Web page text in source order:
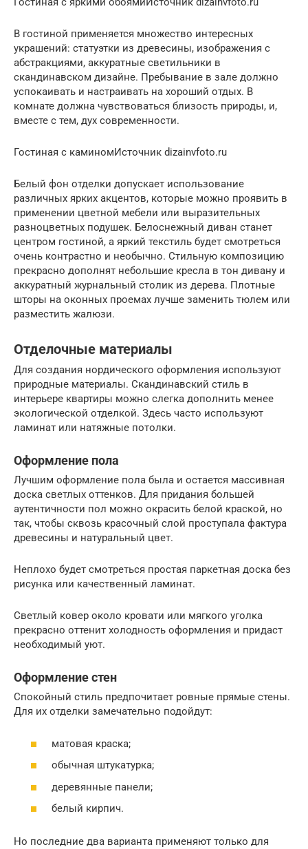
В гостиной применяется множество интересных
украшений: статуэтки из древесины, изображения с
абстракциями, аккуратные светильники в
скандинавском дизайне. Пребывание в зале должно
успокаивать и настраивать на хороший отдых. В
комнате должна чувствоваться близость природы, и,
вместе с тем, дух современности.
Гостиная с каминомИсточник dizainvfoto.ru
Белый фон отделки допускает использование
различных ярких акцентов, которые можно проявить в
применении цветной мебели или выразительных
разноцветных подушек. Белоснежный диван станет
центром гостиной, а яркий текстиль будет смотреться
очень контрастно и необычно. Стильную композицию
прекрасно дополнят небольшие кресла в тон дивану и
аккуратный журнальный столик из дерева. Плотные
шторы на оконных проемах лучше заменить тюлем или
разместить жалюзи.
Отделочные материалы
Для создания нордического оформления используют
природные материалы. Скандинавский стиль в
интерьере квартиры можно слегка дополнить менее
экологической отделкой. Здесь часто используют
ламинат или натяжные потолки.
Оформление пола
Лучшим оформление пола была и остается массивная
доска светлых оттенков. Для придания большей
аутентичности пол можно окрасить белой краской, но
так, чтобы сквозь красочный слой проступала фактура
древесины и натуральный цвет.
Неплохо будет смотреться простая паркетная доска без
рисунка или качественный ламинат.
Светлый ковер около кровати или мягкого уголка
прекрасно оттенит холодность оформления и придаст
необходимый уют.
Оформление стен
Спокойный стиль предпочитает ровные прямые стены.
Для их отделки замечательно подойдут:
матовая краска;
обычная штукатурка;
деревянные панели;
белый кирпич.
Но последние два варианта применяют только для